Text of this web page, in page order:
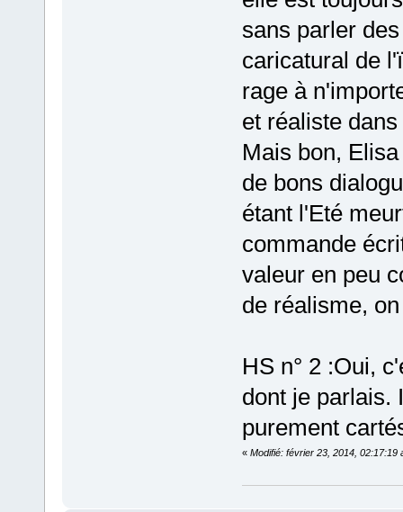
sans parler
caricatural de
rage à
et réaliste
Mais bon,
de bons
étant l'Eté
commande
valeur en peu
de réalisme,
HS n° 2 :Oui,
dont je parlais.
purement
« Modifié: février 23, 2014, 02:17:19